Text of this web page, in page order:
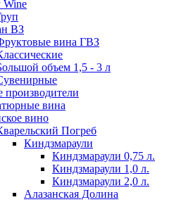
Wine
ВЗ
вина ГВЗ
объем 1,5 - 3 л
производители
вина
вино
Погреб
Киндзмараули
Киндзмараули 0,75 л.
Киндзмараули 1,0 л.
Киндзмараули 2,0 л.
Алазанская Долина